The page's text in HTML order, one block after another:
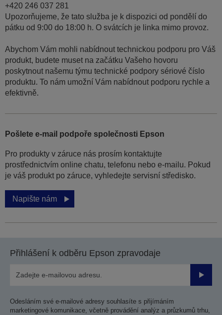
+420 246 037 281
Upozorňujeme, že tato služba je k dispozici od pondělí do
pátku od 9:00 do 18:00 h. O svátcích je linka mimo provoz.
Abychom Vám mohli nabídnout technickou podporu pro Váš
produkt, budete muset na začátku Vašeho hovoru
poskytnout našemu týmu technické podpory sériové číslo
produktu. To nám umožní Vám nabídnout podporu rychle a
efektivně.
Pošlete e-mail podpoře společnosti Epson
Pro produkty v záruce nás prosím kontaktujte
prostřednictvím online chatu, telefonu nebo e-mailu. Pokud
je váš produkt po záruce, vyhledejte servisní středisko.
Napište nám
Přihlášení k odběru Epson zpravodaje
Odesláním své e-mailové adresy souhlasíte s přijímáním
marketingové komunikace, včetně provádění analýz a průzkumů trhu,